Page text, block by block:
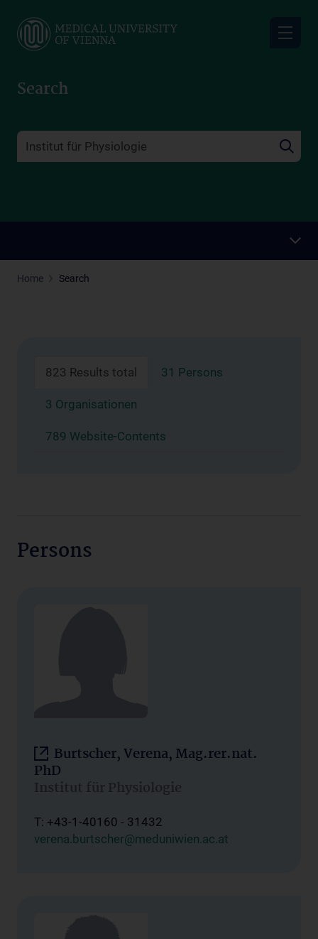
main
Search
Home Search
823 Results total 31 Persons
3 Organisationen
789 Website-Contents
Persons
Burtscher, Verena, Mag.rer.nat.
PhD
Institut für Physiologie
T: +43-1-40160 - 31432
verena.burtscher@meduniwien.ac.at